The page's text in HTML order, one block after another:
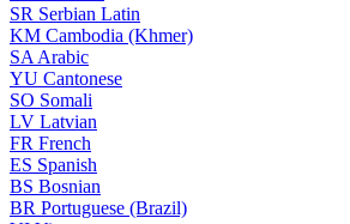
SR Serbian Latin
KM Cambodia (Khmer)
SA Arabic
YU Cantonese
SO Somali
LV Latvian
FR French
ES Spanish
BS Bosnian
BR Portuguese (Brazil)